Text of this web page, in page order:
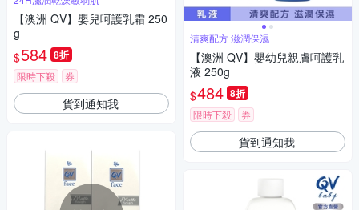
【澳洲 QV】嬰兒呵護乳霜 250
g
$584 8折
限時下殺 券
貨到通知我
清爽配方 滋潤保濕
【澳洲 QV】嬰幼兒親膚呵護乳
液 250g
$484 8折
限時下殺 券
貨到通知我